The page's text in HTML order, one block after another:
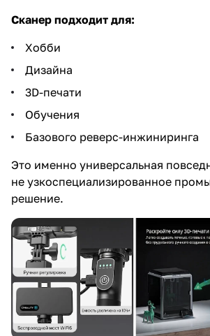
Сканер подходит для:
Хобби
Дизайна
3D-печати
Обучения
Базового реверс-инжиниринга
Это именно универсальная
не узкоспециализированное
решение.